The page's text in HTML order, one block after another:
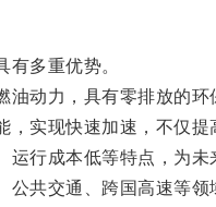
多重优势。
动力，具有零排放的环
现快速加速，不仅提
行成本低等特点，为未
共交通、跨国高速等领